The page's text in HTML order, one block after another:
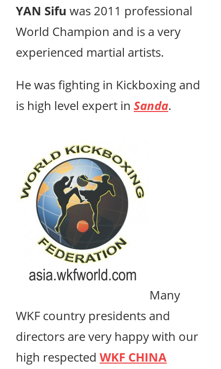
YAN Sifu was 2011 professional
World Champion and is a very
experienced martial artists.
He was fighting in Kickboxing and
is high level expert in Sanda.
Many
WKF country presidents and
directors are very happy with our
high respected WKF CHINA